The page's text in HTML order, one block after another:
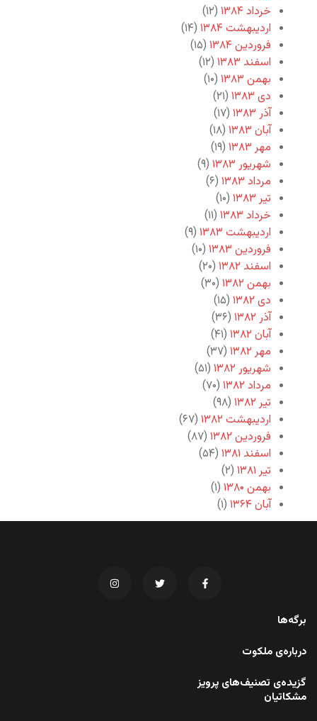
خرداد ۱۳۸۴
(۱۲)
اردیبهشت ۱۳۸۴
(۱۴)
فروردین ۱۳۸۴
(۱۵)
اسفند ۱۳۸۳
(۱۲)
بهمن ۱۳۸۳
(۱۰)
دی ۱۳۸۳
(۲۱)
آذر ۱۳۸۳
(۱۷)
آبان ۱۳۸۳
(۱۸)
مهر ۱۳۸۳
(۱۹)
شهریور ۱۳۸۳
(۹)
مرداد ۱۳۸۳
(۶)
تیر ۱۳۸۳
(۱۰)
خرداد ۱۳۸۳
(۱۱)
اردیبهشت ۱۳۸۳
(۹)
فروردین ۱۳۸۳
(۱۰)
اسفند ۱۳۸۲
(۲۰)
بهمن ۱۳۸۲
(۳۰)
دی ۱۳۸۲
(۱۵)
آذر ۱۳۸۲
(۳۶)
آبان ۱۳۸۲
(۴۱)
مهر ۱۳۸۲
(۳۷)
شهریور ۱۳۸۲
(۵۱)
مرداد ۱۳۸۲
(۷۰)
تیر ۱۳۸۲
(۹۸)
اردیبهشت ۱۳۸۲
(۶۷)
فروردین ۱۳۸۲
(۸۷)
اسفند ۱۳۸۱
(۵۴)
تیر ۱۳۸۱
(۲)
بهمن ۱۳۸۰
(۱)
آبان ۱۳۶۴
(۱)
برگه‌ها
درباره‌ی ملکوت
گزیده‌ی تصنیف‌های پرویز
مشکاتیان